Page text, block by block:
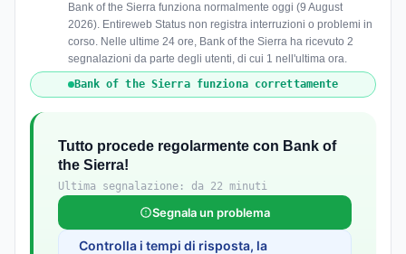
Bank of the Sierra funziona normalmente oggi (9 August
2026). Entireweb Status non registra interruzioni o problemi in
corso. Nelle ultime 24 ore, Bank of the Sierra ha ricevuto 2
segnalazioni da parte degli utenti, di cui 1 nell'ultima ora.
Bank of the Sierra funziona correttamente
Tutto procede regolarmente con Bank of
the Sierra!
Ultima segnalazione: da 22 minuti
Segnala un problema
Controlla i tempi di risposta, la